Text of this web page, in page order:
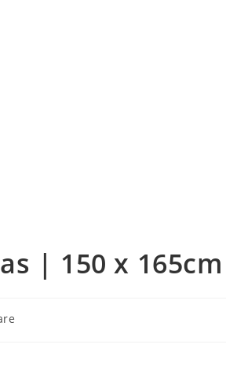
| 150 x 165cm